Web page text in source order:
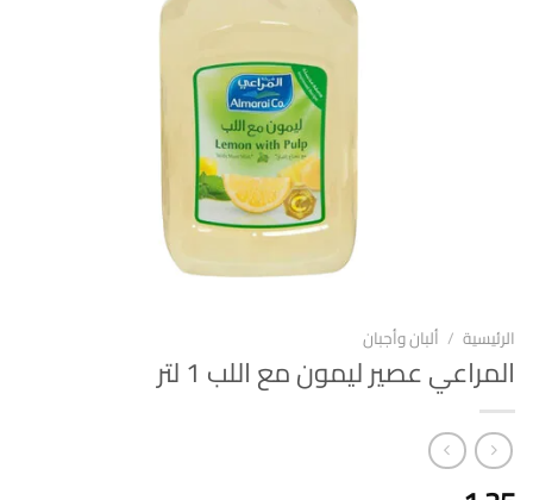
الرئيسية / ألبان وأجبان
المراعي عصير ليمون مع اللب 1 لتر